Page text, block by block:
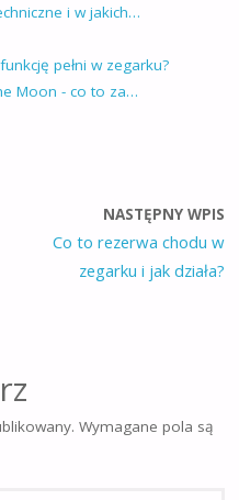
i w jakich…
pełni w zegarku?
Moon - co to za…
NASTĘPNY WPIS
Co to rezerwa chodu w
zegarku i jak działa?
Wymagane pola są